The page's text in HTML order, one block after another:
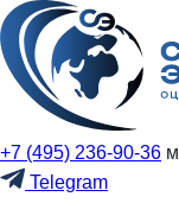
+7 (495) 236-90-36
Telegram